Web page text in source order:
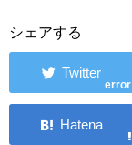
シェアする
error